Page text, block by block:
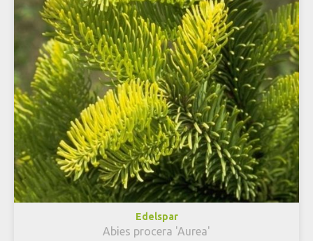
Edelspar
Abies procera 'Aurea'